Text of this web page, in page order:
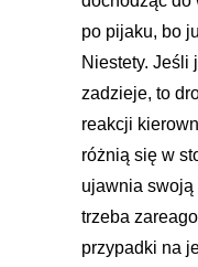
po pijaku, bo
Niestety. Jeśli
zadzieje, to
reakcji
różnią się w
ujawnia swoją
trzeba
przypadki na